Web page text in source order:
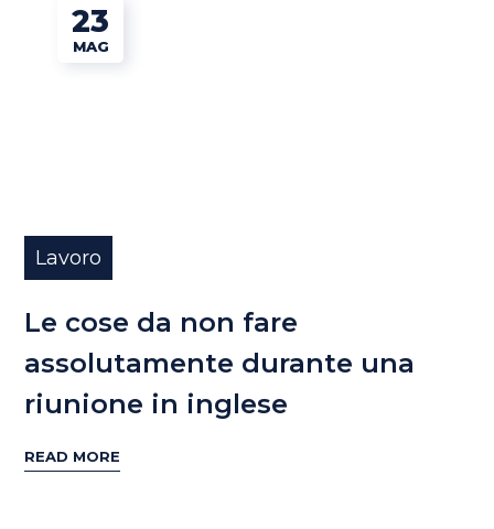
23
MAG
Lavoro
Le cose da non fare
assolutamente durante una
riunione in inglese
READ MORE